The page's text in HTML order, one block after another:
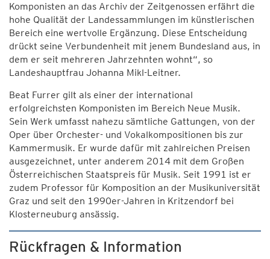
Komponisten an das Archiv der Zeitgenossen erfährt die
hohe Qualität der Landessammlungen im künstlerischen
Bereich eine wertvolle Ergänzung. Diese Entscheidung
drückt seine Verbundenheit mit jenem Bundesland aus, in
dem er seit mehreren Jahrzehnten wohnt“, so
Landeshauptfrau Johanna Mikl-Leitner.
Beat Furrer gilt als einer der international
erfolgreichsten Komponisten im Bereich Neue Musik.
Sein Werk umfasst nahezu sämtliche Gattungen, von der
Oper über Orchester- und Vokalkompositionen bis zur
Kammermusik. Er wurde dafür mit zahlreichen Preisen
ausgezeichnet, unter anderem 2014 mit dem Großen
Österreichischen Staatspreis für Musik. Seit 1991 ist er
zudem Professor für Komposition an der Musikuniversität
Graz und seit den 1990er-Jahren in Kritzendorf bei
Klosterneuburg ansässig.
Rückfragen & Information